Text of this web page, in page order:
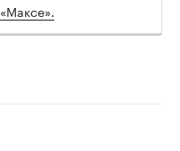
«Максе».